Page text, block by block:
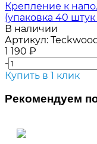
Крепление к
(упаковка 40
В наличии
Артикул:
1 190 ₽
-
Купить в 1 клик
Рекомендуем